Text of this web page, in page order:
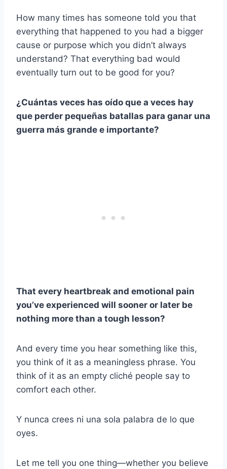
How many times has someone told you that
everything that happened to you had a bigger
cause or purpose which you didn’t always
understand? That everything bad would
eventually turn out to be good for you?
¿Cuántas veces has oído que a veces hay
que perder pequeñas batallas para ganar una
guerra más grande e importante?
That every heartbreak and emotional pain
you’ve experienced will sooner or later be
nothing more than a tough lesson?
And every time you hear something like this,
you think of it as a meaningless phrase. You
think of it as an empty cliché people say to
comfort each other.
Y nunca crees ni una sola palabra de lo que
oyes.
Let me tell you one thing—whether you believe